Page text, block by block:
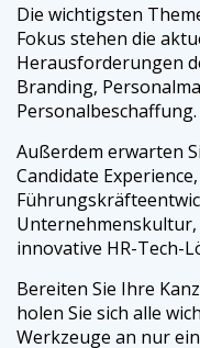
Die wichtigsten
Fokus stehen die
Herausforderungen
Branding,
Personalbeschaffung.
Außerdem erwarten
Candidate
innovative HR-Tech-
Bereiten Sie Ihre
holen Sie sich alle
Werkzeuge an nur